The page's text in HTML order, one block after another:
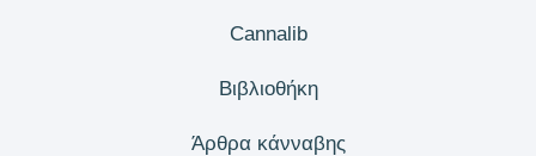
Cannalib
Βιβλιοθήκη
Άρθρα κάνναβης